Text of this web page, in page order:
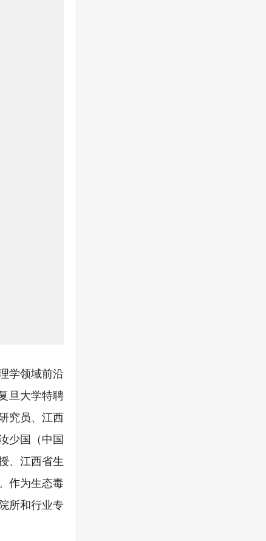
学领域前沿
旦大学特聘
究员、江西
少国（中国
、江西省生
作为生态毒
所和行业专